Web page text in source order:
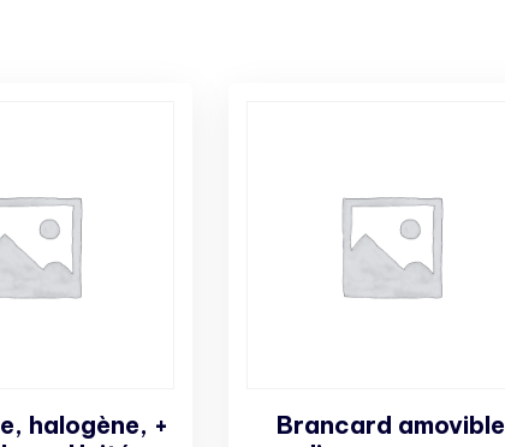
halogène, +
Brancard amovible